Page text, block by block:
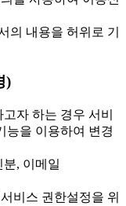
의 내용을 허위로 기
)
자 하는 경우 서비
능을 이용하여 변경
, 이메일
비스 권한설정을 위